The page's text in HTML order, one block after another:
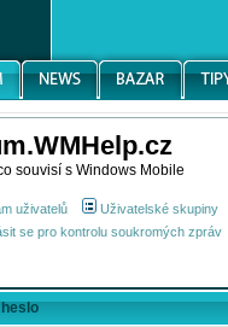
souvisí s Windows Mobile
uživatelů Uživatelské skupiny
se pro kontrolu soukromých zpráv